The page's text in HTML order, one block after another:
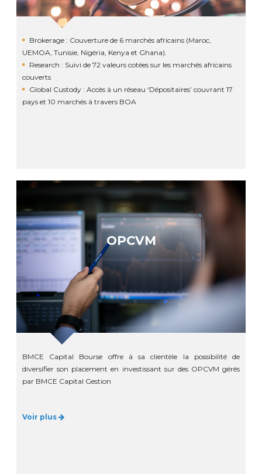
Brokerage : Couverture de 6 marchés africains (Maroc,
UEMOA, Tunisie, Nigéria, Kenya et Ghana).
Research : Suivi de 72 valeurs cotées sur les marchés africains
couverts
Global Custody : Accès à un réseau ‘Dépositaires’ couvrant 17
pays et 10 marchés à travers BOA
OPCVM
BMCE Capital Bourse offre à sa clientèle la possibilité de
diversifier son placement en investissant sur des OPCVM gérés
par BMCE Capital Gestion
Voir plus